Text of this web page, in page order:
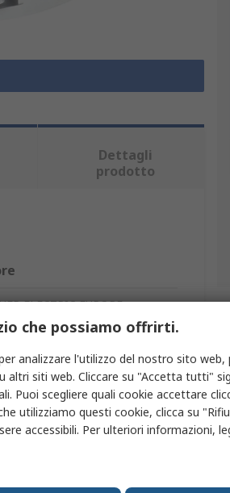
Dettagli
prodotto
ELECTRIC EUROPE
elettromagnetico
che possiamo offrirti.
analizzare l'utilizzo del nostro sito web,
altri siti web. Cliccare su "Accetta tutti"
Puoi scegliere quali cookie accettare
utilizziamo questi cookie, clicca su
accessibili. Per ulteriori informazioni,